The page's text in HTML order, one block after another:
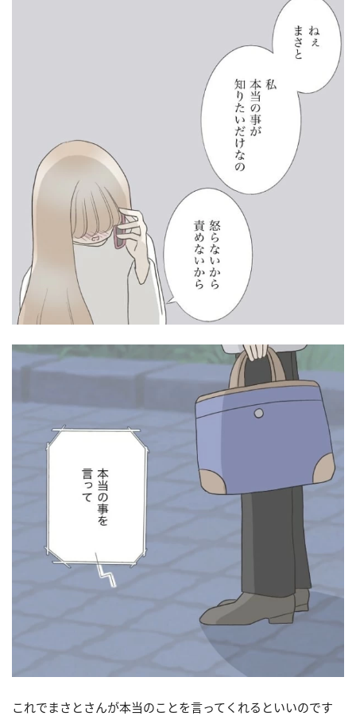
これでまさとさんが本当のことを言ってくれるといいのです